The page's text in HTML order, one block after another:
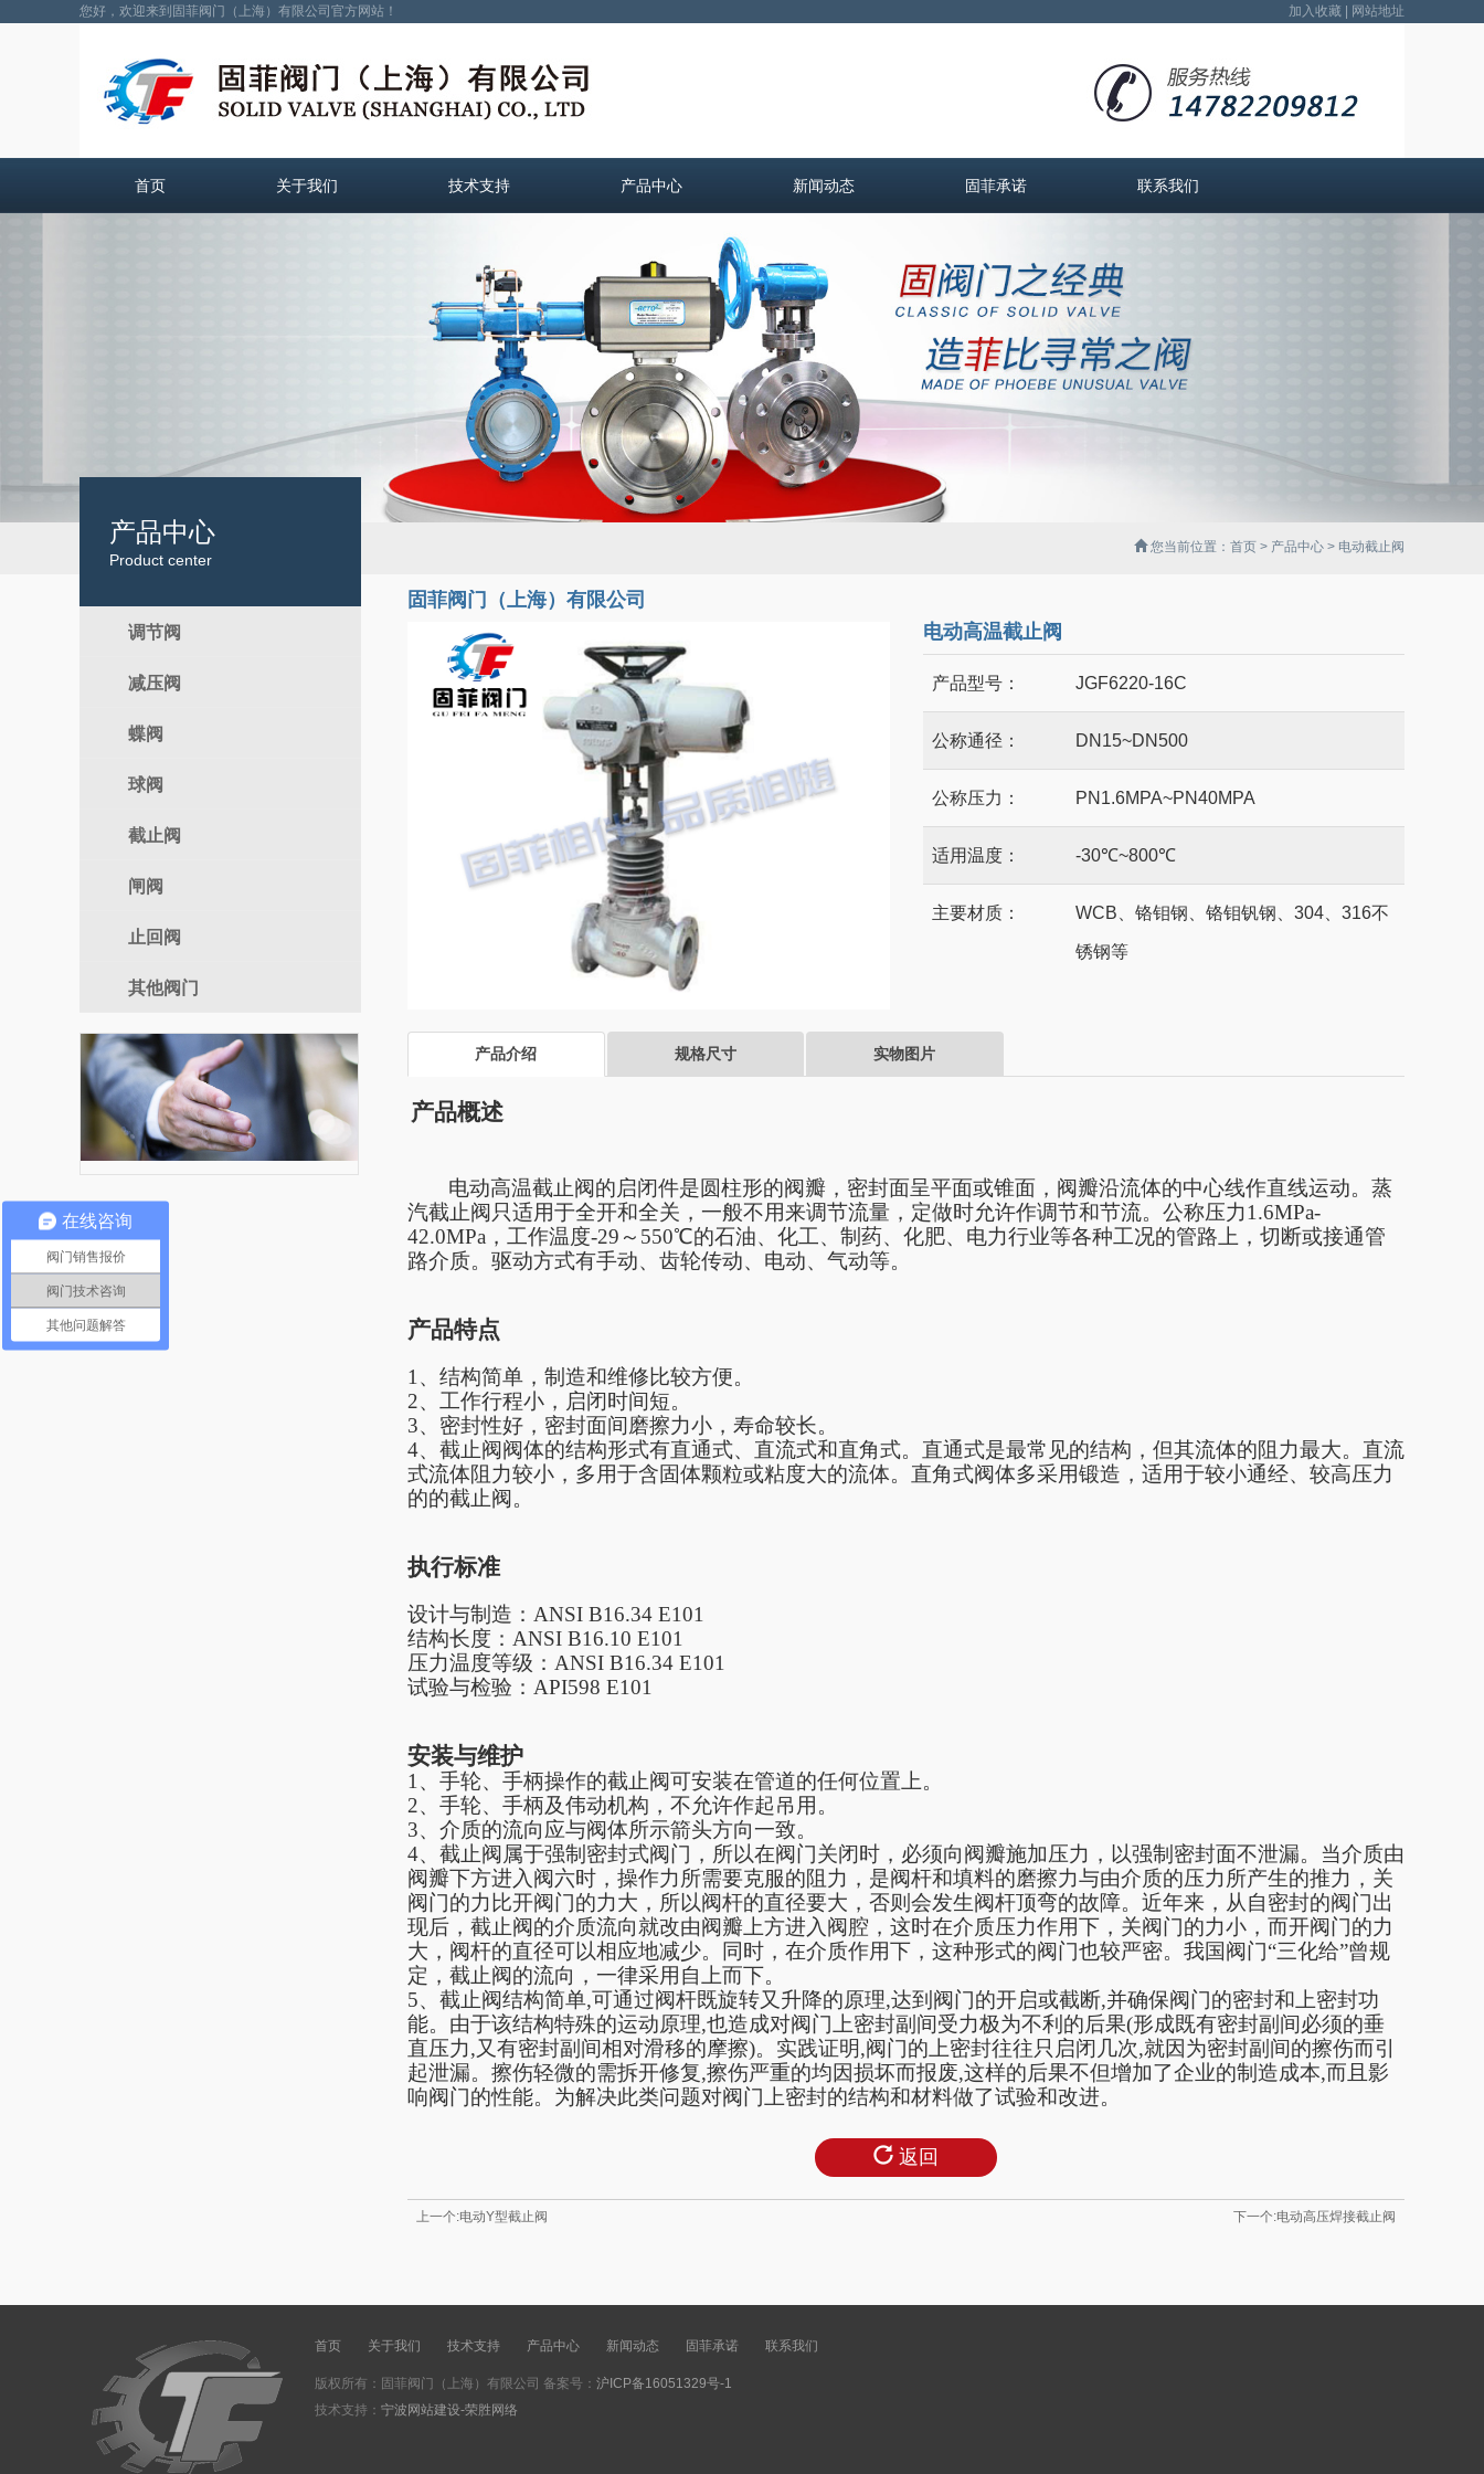
您好，欢迎来到固菲阀门（上海）有限公司官方网站！ 加入收藏 网站地址
首页 关于我们 技术支持 产品中心 新闻动态 固菲承诺 联系我们
产品中心
Product center
调节阀
电动调节阀
气动调节阀
减压阀
蝶阀
电动蝶阀
气动蝶阀
球阀
电动球阀
气动球阀
截止阀
电动截止阀
气动截止阀
闸阀
电动闸阀
气动闸阀
止回阀
其他阀门
您当前位置： 首页 > 产品中心 > 电动截止阀
固菲阀门（上海）有限公司
电动高温截止阀
产品型号： JGF6220-16C
公称通径： DN15~DN500
公称压力： PN1.6MPA~PN40MPA
适用温度： -30℃~800℃
主要材质： WCB、铬钼钢、铬钼钒钢、304、316不
锈钢等
产品介绍 规格尺寸 实物图片
产品概述
电动高温截止阀的启闭件是圆柱形的阀瓣，密封面呈平面或锥面，阀瓣沿流体的中心线作直线运动。蒸
汽截止阀只适用于全开和全关，一般不用来调节流量，定做时允许作调节和节流。公称压力1.6MPa-
42.0MPa，工作温度-29～550℃的石油、化工、制药、化肥、电力行业等各种工况的管路上，切断或接通管
路介质。驱动方式有手动、齿轮传动、电动、气动等。
产品特点
1、结构简单，制造和维修比较方便。
2、工作行程小，启闭时间短。
3、密封性好，密封面间磨擦力小，寿命较长。
4、截止阀阀体的结构形式有直通式、直流式和直角式。直通式是最常见的结构，但其流体的阻力最大。直流
式流体阻力较小，多用于含固体颗粒或粘度大的流体。直角式阀体多采用锻造，适用于较小通经、较高压力
的的截止阀。
执行标准
设计与制造： ANSI B16.34 E101
结构长度： ANSI B16.10 E101
压力温度等级： ANSI B16.34 E101
试验与检验： API598 E101
安装与维护
1、手轮、手柄操作的截止阀可安装在管道的任何位置上。
2、手轮、手柄及伟动机构，不允许作起吊用。
3、介质的流向应与阀体所示箭头方向一致。
4、截止阀属于强制密封式阀门，所以在阀门关闭时，必须向阀瓣施加压力，以强制密封面不泄漏。当介质由
阀瓣下方进入阀六时，操作力所需要克服的阻力，是阀杆和填料的磨擦力与由介质的压力所产生的推力，关
阀门的力比开阀门的力大，所以阀杆的直径要大，否则会发生阀杆顶弯的故障。近年来，从自密封的阀门出
现后，截止阀的介质流向就改由阀瓣上方进入阀腔，这时在介质压力作用下，关阀门的力小，而开阀门的力
大，阀杆的直径可以相应地减少。同时，在介质作用下，这种形式的阀门也较严密。我国阀门“三化给”曾规
定，截止阀的流向，一律采用自上而下。
5、截止阀结构简单,可通过阀杆既旋转又升降的原理,达到阀门的开启或截断,并确保阀门的密封和上密封功
能。由于该结构特殊的运动原理,也造成对阀门上密封副间受力极为不利的后果(形成既有密封副间必须的垂
直压力,又有密封副间相对滑移的摩擦)。实践证明,阀门的上密封往往只启闭几次,就因为密封副间的擦伤而引
起泄漏。擦伤轻微的需拆开修复,擦伤严重的均因损坏而报废,这样的后果不但增加了企业的制造成本,而且影
响阀门的性能。为解决此类问题对阀门上密封的结构和材料做了试验和改进。
返回
上一个:电动Y型截止阀 下一个:电动高压焊接截止阀
首页 关于我们 技术支持 产品中心 新闻动态 固菲承诺 联系我们
版权所有：固菲阀门（上海）有限公司 备案号： 沪ICP备16051329号-1
技术支持： 宁波网站建设-荣胜网络
在线咨询
阀门销售报价
阀门技术咨询
其他问题解答